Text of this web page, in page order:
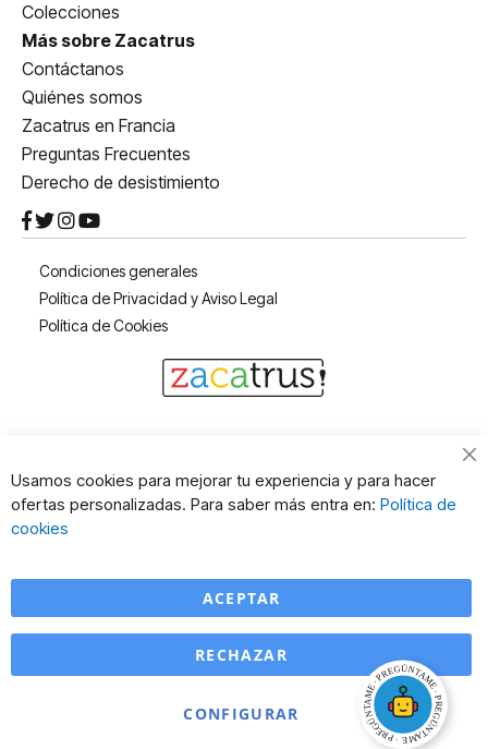
Colecciones
Más sobre Zacatrus
Contáctanos
Quiénes somos
Zacatrus en Francia
Preguntas Frecuentes
Derecho de desistimiento
Condiciones generales
Política de Privacidad y Aviso Legal
Política de Cookies
Usamos cookies para mejorar tu experiencia y para hacer
ofertas personalizadas. Para saber más entra en: Política de
cookies
ACEPTAR
CONFIGURAR
RECHAZAR